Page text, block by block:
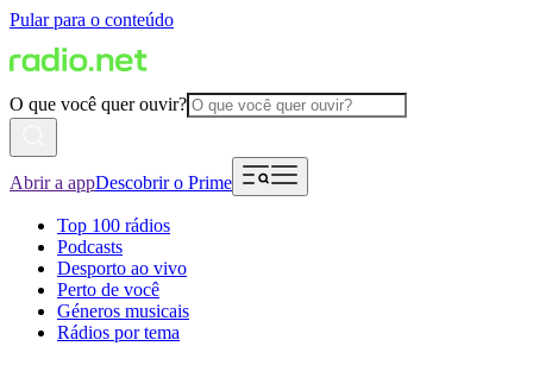
Pular para o conteúdo
O que você quer ouvir?
Abrir a appDescobrir o Prime
Top 100 rádios
Podcasts
Desporto ao vivo
Perto de você
Géneros musicais
Rádios por tema